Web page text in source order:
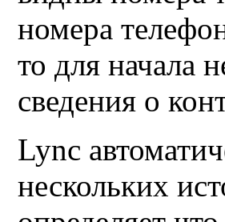
номера
то для начала
сведения о
Lync
нескольких